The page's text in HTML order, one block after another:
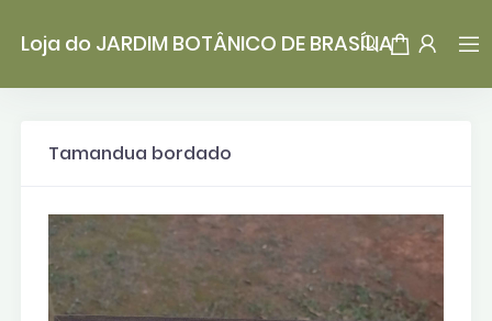
Loja do JARDIM BOTÂNICO DE BRASÍLIA
Tamandua bordado